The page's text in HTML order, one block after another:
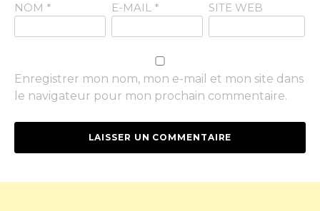
NOM * E-MAIL * SITE WEB
Enregistrer mon nom, mon e-mail et mon site dans
le navigateur pour mon prochain commentaire.